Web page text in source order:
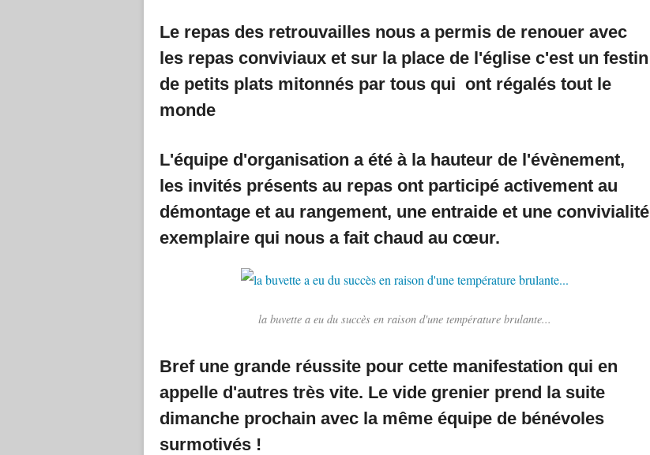
Le repas des retrouvailles nous a permis de renouer avec
les repas conviviaux et sur la place de l'église c'est un festin
de petits plats mitonnés par tous qui ont régalés tout le
monde
L'équipe d'organisation a été à la hauteur de l'évènement,
les invités présents au repas ont participé activement au
démontage et au rangement, une entraide et une convivialité
exemplaire qui nous a fait chaud au cœur.
la buvette a eu du succès en raison d'une température brulante...
Bref une grande réussite pour cette manifestation qui en
appelle d'autres très vite. Le vide grenier prend la suite
dimanche prochain avec la même équipe de bénévoles
surmotivés !